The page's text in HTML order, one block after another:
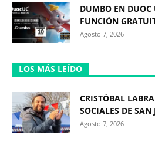
DUMBO EN
FUNCIÓN
Agosto 7, 2026
LOS MÁS LEÍDO
CRISTÓBAL
SOCIALES DE
Agosto 7, 2026